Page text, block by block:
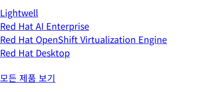
Lightwell
Red Hat AI Enterprise
Red Hat OpenShift Virtualization Engine
Red Hat Desktop
모든 제품 보기